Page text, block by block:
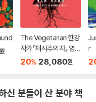
원
The Vegetarian 한강
작가『채식주의자』 영문
판 (미국판)
20% 28,080원
r
신 분들이 산 분야 책